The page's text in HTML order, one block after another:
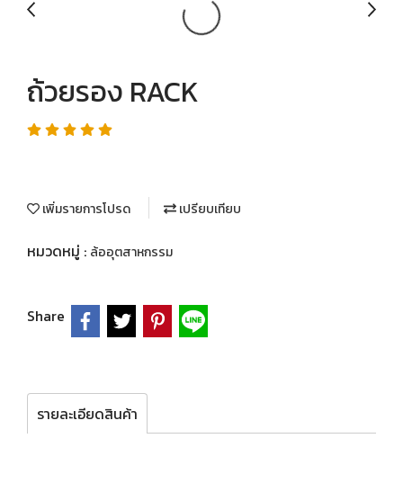
ถ้วยรอง RACK
เพิ่มรายการโปรด เปรียบเทียบ
หมวดหมู่ : ล้ออุตสาหกรรม
Share
รายละเอียดสินค้า